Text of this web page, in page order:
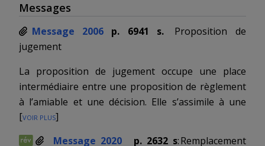
Messages
Message 2006 p. 6941 s.
Proposition de
jugement
La proposition de jugement occupe une place
intermédiaire entre une proposition de règlement
à l’amiable et une décision. Elle s’assimile à une
proposition de règlement à l’amiable dans la
mesure où chaque partie peut la refuser librement.
[voir plus]
Message 2020
p. 2632 s:Remplacement